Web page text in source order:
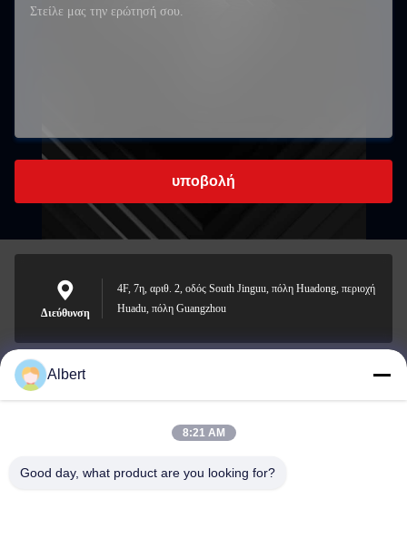
υποβολή
Διεύθυνση
4F, 7η, αριθ. 2, οδός South Jinguu, πόλη Huadong, περιοχή
Huadu, πόλη Guangzhou
james@yimiautoparts.com
Albert
8:21 AM
Good day, what product are you looking for?